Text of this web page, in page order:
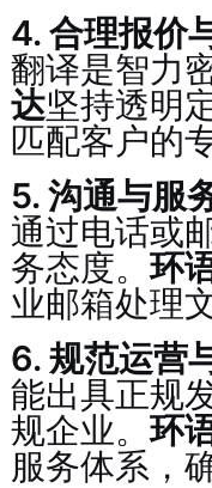
4. 合理报价
翻译是智力
达坚持透明
匹配客户的
5. 沟通与服
通过电话或
务态度。环
业邮箱处理
6. 规范运营
能出具正规
规企业。环
服务体系，